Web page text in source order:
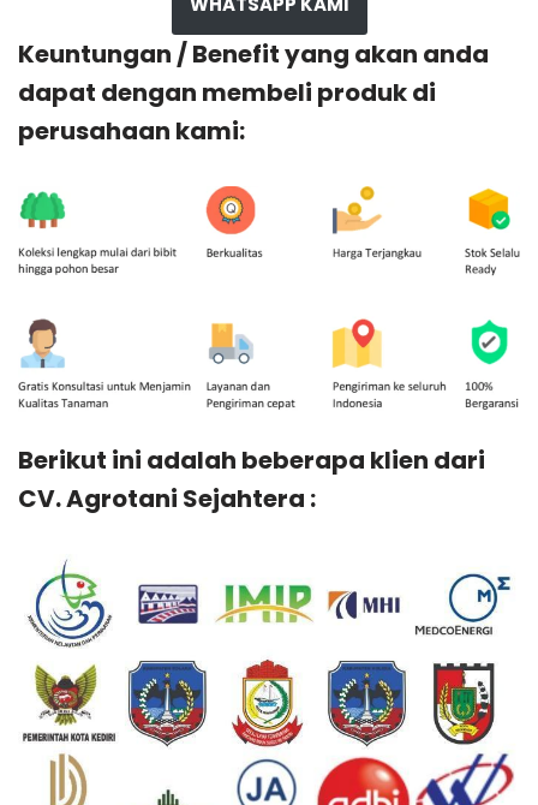
Keuntungan / Benefit yang akan anda
dapat dengan membeli produk di
perusahaan kami:
Berikut ini adalah beberapa klien dari
CV. Agrotani Sejahtera :